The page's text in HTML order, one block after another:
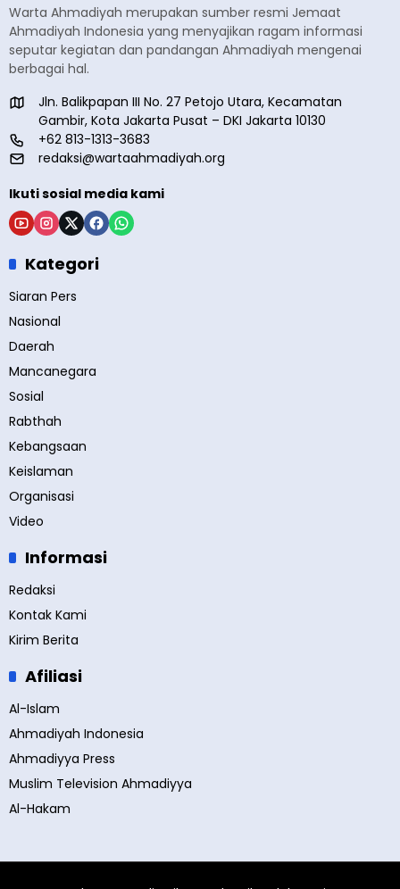
Warta Ahmadiyah merupakan sumber resmi Jemaat
Ahmadiyah Indonesia yang menyajikan ragam informasi
seputar kegiatan dan pandangan Ahmadiyah mengenai
berbagai hal.
Jln. Balikpapan III No. 27 Petojo Utara, Kecamatan
Gambir, Kota Jakarta Pusat – DKI Jakarta 10130
+62 813-1313-3683
redaksi@wartaahmadiyah.org
Ikuti sosial media kami
Kategori
Siaran Pers
Nasional
Daerah
Mancanegara
Sosial
Rabthah
Kebangsaan
Keislaman
Organisasi
Video
Informasi
Redaksi
Kontak Kami
Kirim Berita
Afiliasi
Al-Islam
Ahmadiyah Indonesia
Ahmadiyya Press
Muslim Television Ahmadiyya
Al-Hakam